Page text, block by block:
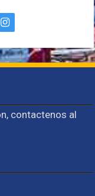
contactenos al